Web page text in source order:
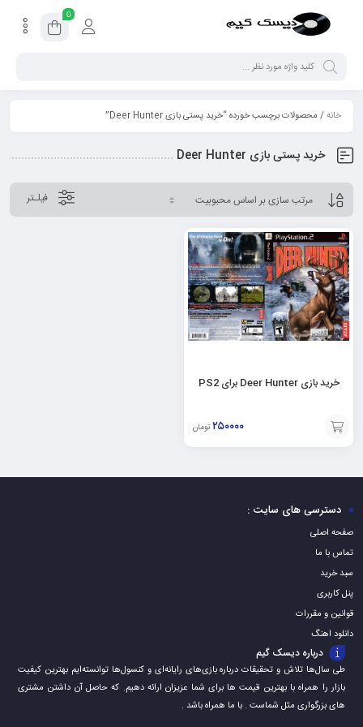
0
خانه/ محصولات برچسب خورده “خرید پستی بازی Deer Hunter”
خرید پستی بازی Deer Hunter
فیلـتر
خرید بازی Deer Hunter برای PS2
۲۵۰۰۰۰ تومان
افزودن
به
دسترسی های سایت :
صفحه اصلی
تماس با ما
سبد خرید
پنل کاربری
قوانین و مقررات
دانلود اهنگ
درباره دیسک گیم
طی سال‌ها تلاش و تحقیقات درباره بازی‌های رایانه‌ای و کنسول‌ها توانسته‌ایم بهترین کیفیت
بازار را همراه با بهترین قیمت ها برای شما عزیزان ارائه دهیم. که حاصل آن داشتن مشتری
های بزرگواری مثل شماست . با ما همراه باشد .